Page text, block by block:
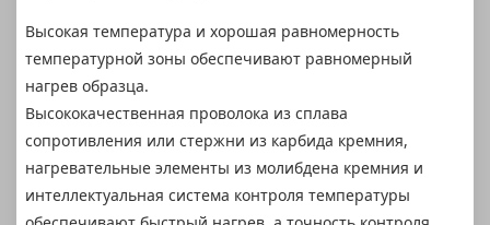
Высокая температура и хорошая равномерность
температурной зоны обеспечивают равномерный
нагрев образца.
Высококачественная проволока из сплава
сопротивления или стержни из карбида кремния,
нагревательные элементы из молибдена кремния и
интеллектуальная система контроля температуры